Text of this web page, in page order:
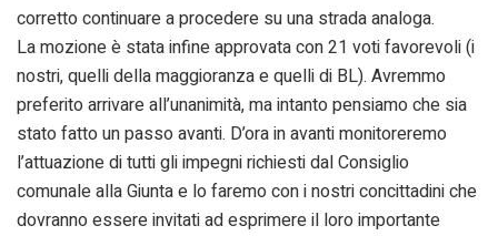
corretto continuare a procedere su una strada analoga.
La mozione è stata infine approvata con 21 voti favorevoli (i
nostri, quelli della maggioranza e quelli di BL). Avremmo
preferito arrivare all’unanimità, ma intanto pensiamo che sia
stato fatto un passo avanti. D’ora in avanti monitoreremo
l’attuazione di tutti gli impegni richiesti dal Consiglio
comunale alla Giunta e lo faremo con i nostri concittadini che
dovranno essere invitati ad esprimere il loro importante